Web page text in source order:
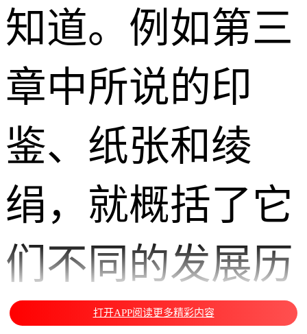
知道。例如第三
章中所说的印
鉴、纸张和绫
绢，就概括了它
们不同的发展历
史，文字着墨不
打开APP阅读更多精彩内容